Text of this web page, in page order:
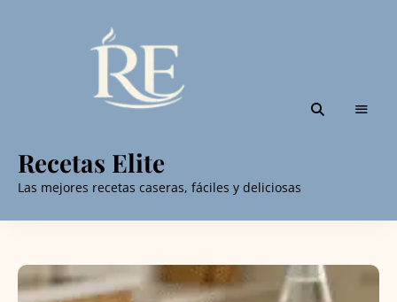
Recetas Elite
Las mejores recetas caseras, fáciles y deliciosas